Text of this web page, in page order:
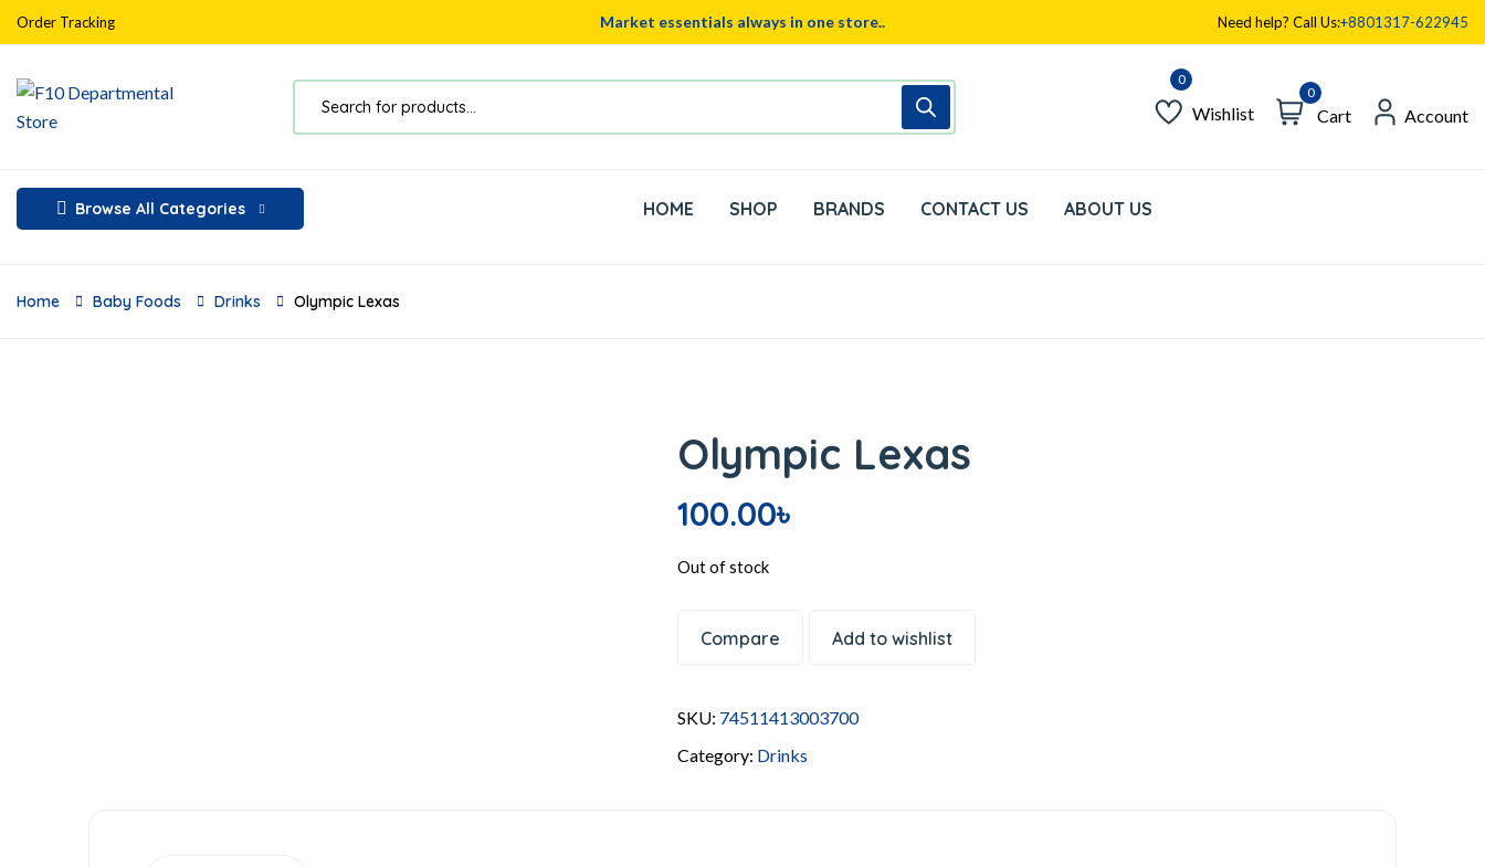
Order Tracking Market essentials always in one store.. Need help? Call Us:+8801317-622945
Wishlist
0
Cart Account
Browse All Categories HOME SHOP BRANDS CONTACT US ABOUT US
Home Baby Foods Drinks Olympic Lexas
Olympic Lexas
100.00৳
Out of stock
Compare Add to wishlist
SKU: 74511413003700
Category: Drinks